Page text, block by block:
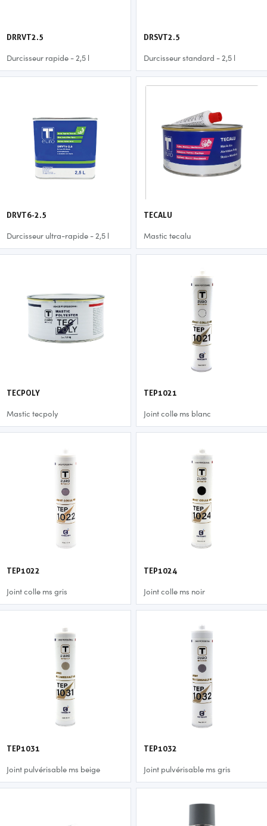
DRRVT2.5
Durcisseur rapide - 2,5 l
DRSVT2.5
Durcisseur standard - 2,5 l
DRVT6-2.5
Durcisseur ultra-rapide - 2,5 l
TECALU
Mastic tecalu
TECPOLY
Mastic tecpoly
TEP1021
Joint colle ms blanc
TEP1022
Joint colle ms gris
TEP1024
Joint colle ms noir
TEP1031
Joint pulvérisable ms beige
TEP1032
Joint pulvérisable ms gris